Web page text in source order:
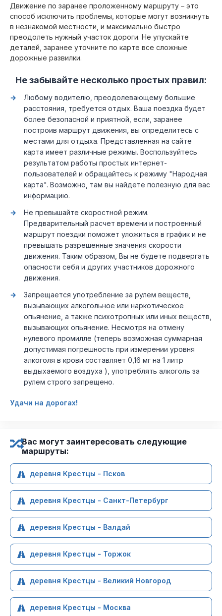
Движение по заранее проложенному маршруту – это
способ исключить проблемы, которые могут возникнуть
в незнакомой местности, и максимально быстро
преодолеть нужный участок дороги. Не упускайте
деталей, заранее уточните по карте все сложные
дорожные развилки.
Не забывайте несколько простых правил:
Любому водителю, преодолевающему большие
расстояния, требуется отдых. Ваша поездка будет
более безопасной и приятной, если, заранее
построив маршрут движения, вы определитесь с
местами для отдыха. Представленная на сайте
карта имеет различные режимы. Воспользуйтесь
результатом работы простых интернет-
пользователей и обращайтесь к режиму "Народная
карта". Возможно, там вы найдете полезную для вас
информацию.
Не превышайте скоростной режим.
Предварительный расчет времени и построенный
маршрут поездки поможет уложиться в график и не
превышать разрешенные значения скорости
движения. Таким образом, Вы не будете подвергать
опасности себя и других участников дорожного
движения.
Запрещается употребление за рулем веществ,
вызывающих алкогольное или наркотическое
опьянение, а также психотропных или иных веществ,
вызывающих опьянение. Несмотря на отмену
нулевого промилле (теперь возможная суммарная
допустимая погрешность при измерении уровня
алкоголя в крови составляет 0,16 мг на 1 литр
выдыхаемого воздуха ), употреблять алкоголь за
рулем строго запрещено.
Удачи на дорогах!
Вас могут заинтересовать следующие
маршруты:
деревня Крестцы - Псков
деревня Крестцы - Санкт-Петербург
деревня Крестцы - Валдай
деревня Крестцы - Торжок
деревня Крестцы - Великий Новгород
деревня Крестцы - Москва